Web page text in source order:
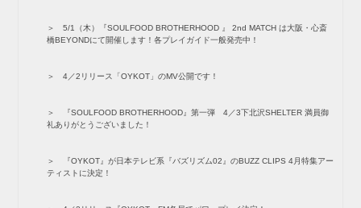
5/1（木）『SOULFOOD BROTHERHOOD 』 2nd MATCH は大阪・心斎
橋BEYONDにて開催します！各プレイガイド一般発売中！
4／2リリース「OYKOT」のMV公開です！
『SOULFOOD BROTHERHOOD』第一弾 4／3下北沢SHELTER 満員御
礼ありがとうございました！
『OYKOT』が日本テレビ系『バズリズム02』のBUZZ CLIPS 4月特集アー
ティストに決定！